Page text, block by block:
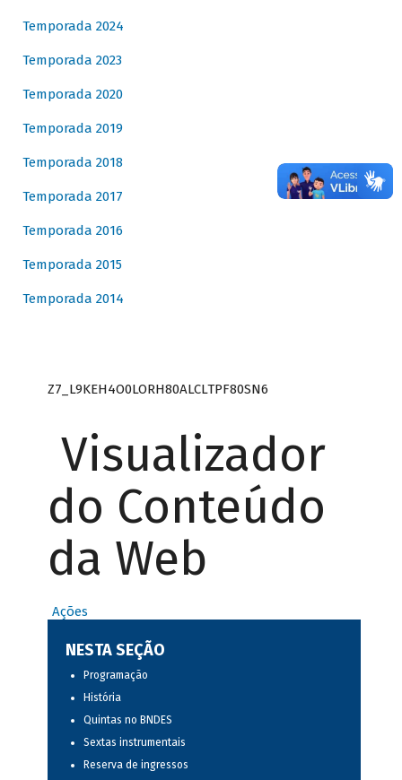
Temporada 2024
Temporada 2023
Temporada 2020
Temporada 2019
Temporada 2018
Temporada 2017
Temporada 2016
Temporada 2015
Temporada 2014
Z7_L9KEH4O0LORH80ALCLTPF80SN6
Visualizador
do Conteúdo
da Web
Ações
NESTA SEÇÃO
Programação
História
Quintas no BNDES
Sextas instrumentais
Reserva de ingressos